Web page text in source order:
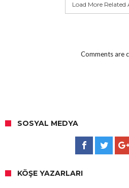
Load More Related
Comments are
SOSYAL MEDYA
KÖŞE YAZARLARI